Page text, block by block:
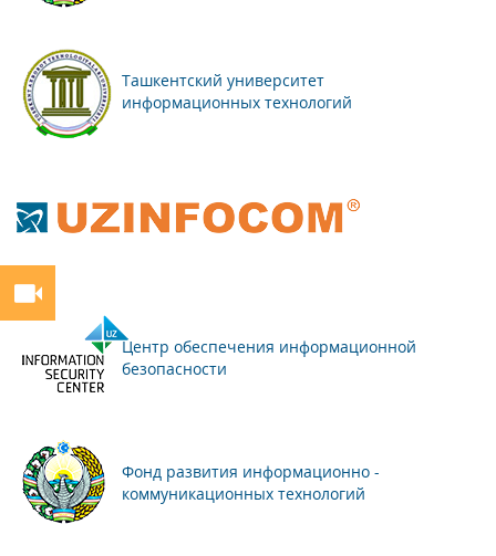
Ташкентский университет
информационных технологий
Центр обеспечения информационной
безопасности
Фонд развития информационно -
коммуникационных технологий